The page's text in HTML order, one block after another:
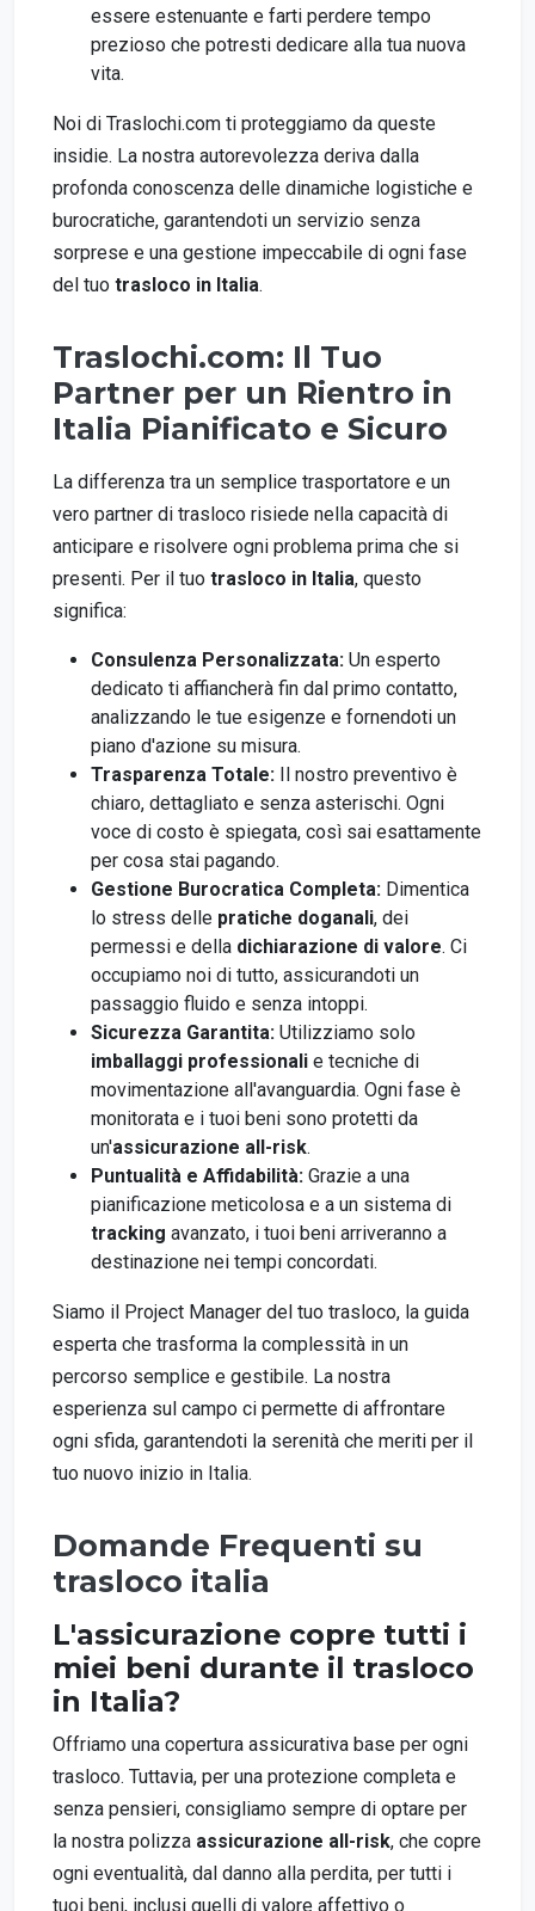
essere estenuante e farti perdere tempo
prezioso che potresti dedicare alla tua nuova
vita.
Noi di Traslochi.com ti proteggiamo da queste
insidie. La nostra autorevolezza deriva dalla
profonda conoscenza delle dinamiche logistiche e
burocratiche, garantendoti un servizio senza
sorprese e una gestione impeccabile di ogni fase
del tuo trasloco in Italia.
Traslochi.com: Il Tuo
Partner per un Rientro in
Italia Pianificato e Sicuro
La differenza tra un semplice trasportatore e un
vero partner di trasloco risiede nella capacità di
anticipare e risolvere ogni problema prima che si
presenti. Per il tuo trasloco in Italia, questo
significa:
Consulenza Personalizzata: Un esperto
dedicato ti affiancherà fin dal primo contatto,
analizzando le tue esigenze e fornendoti un
piano d'azione su misura.
Trasparenza Totale: Il nostro preventivo è
chiaro, dettagliato e senza asterischi. Ogni
voce di costo è spiegata, così sai esattamente
per cosa stai pagando.
Gestione Burocratica Completa: Dimentica
lo stress delle pratiche doganali, dei
permessi e della dichiarazione di valore. Ci
occupiamo noi di tutto, assicurandoti un
passaggio fluido e senza intoppi.
Sicurezza Garantita: Utilizziamo solo
imballaggi professionali e tecniche di
movimentazione all'avanguardia. Ogni fase è
monitorata e i tuoi beni sono protetti da
un'assicurazione all-risk.
Puntualità e Affidabilità: Grazie a una
pianificazione meticolosa e a un sistema di
tracking avanzato, i tuoi beni arriveranno a
destinazione nei tempi concordati.
Siamo il Project Manager del tuo trasloco, la guida
esperta che trasforma la complessità in un
percorso semplice e gestibile. La nostra
esperienza sul campo ci permette di affrontare
ogni sfida, garantendoti la serenità che meriti per il
tuo nuovo inizio in Italia.
Domande Frequenti su
trasloco italia
L'assicurazione copre tutti i
miei beni durante il trasloco
in Italia?
Offriamo una copertura assicurativa base per ogni
trasloco. Tuttavia, per una protezione completa e
senza pensieri, consigliamo sempre di optare per
la nostra polizza assicurazione all-risk, che copre
ogni eventualità, dal danno alla perdita, per tutti i
tuoi beni, inclusi quelli di valore affettivo o